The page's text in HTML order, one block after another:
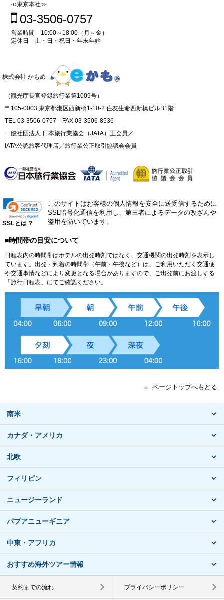
≪東京本社≫
03-3506-0757
営業時間 10:00～18:00（月～金）
定休日 土・日・祝日・年末年始
株式会社 かもめ
（観光庁長官登録旅行業第1009号）
〒105-0003 東京都港区西新橋1-10-2 住友生命西新橋ビルB1階
TEL 03-3506-0757 FAX 03-3506-8536
一般社団法人 日本旅行業協会（JATA）正会員／
IATA公認旅客代理店／旅行業公正取引協議会会員
SSLとは？
このサイトはお客様の個人情報を安全に送受信するために
SSL暗号化通信を利用し、第三者によるデータの改ざんや
盗用を防いでいます。
■時間帯の目安について
日程表内の時間帯はホテルの出発時刻ではなく、交通機関の出発時刻を表示し
ています。出発・到着の時間帯（午前・午後など）は、ご利用いただく交通便
や交通事情などにより変更となる場合がありますので、ご出発前にお渡しする
「旅行日程表」にてご確認ください。
ページトップへもどる
南米
カナダ・アメリカ
北欧
フィリピン
ニュージーランド
パプアニューギニア
中東・アフリカ
おすすめ海外ツアー情報
契約までの流れ プライバシーポリシー